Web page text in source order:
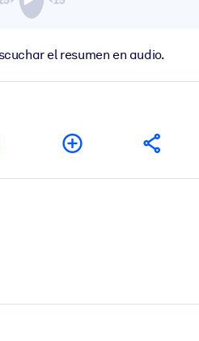
el resumen en audio.